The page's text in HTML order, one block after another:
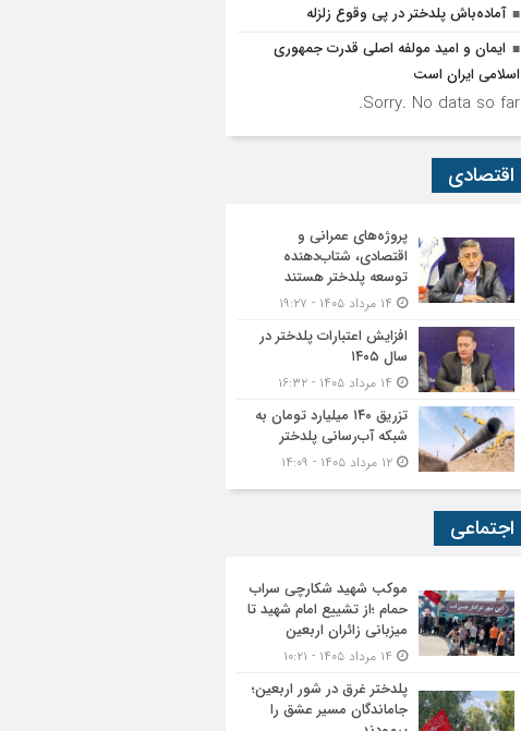
آماده‌باش پلدختر در پی وقوع زلزله
ایمان و امید مولفه اصلی قدرت جمهوری
اسلامی ایران است
Sorry. No data so far.
اقتصادی
پروژه‌های عمرانی و
اقتصادی، شتاب‌دهنده
توسعه پلدختر هستند
افزایش اعتبارات پلدختر در
سال ۱۴۰۵
تزریق ۱۴۰ میلیارد تومان به
شبکه آب‌رسانی پلدختر
اجتماعی
موکب شهید شکارچی سراب
حمام ؛از تشییع امام شهید تا
میزبانی زائران اربعین
پلدختر غرق در شور اربعین؛
جاماندگان مسیر عشق را